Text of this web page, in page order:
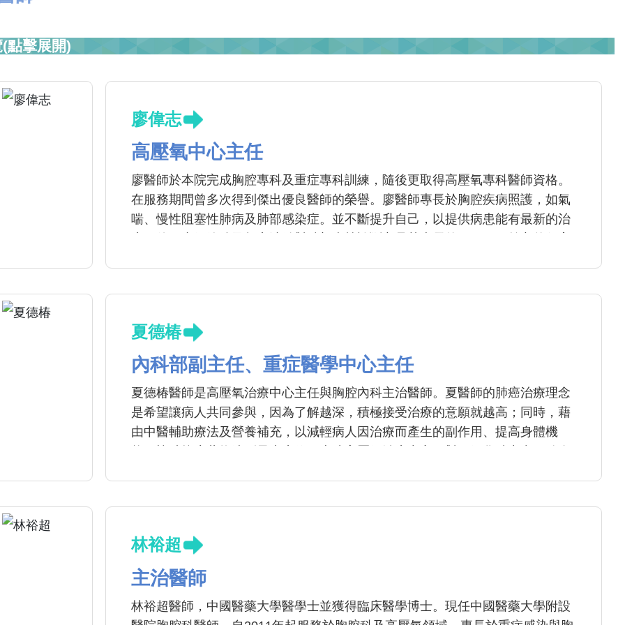
點擊展開)
廖偉志
高壓氧中心主任
廖醫師於本院完成胸腔專科及重症專科訓練，隨後更取得高壓氧專科醫師資格。
在服務期間曾多次得到傑出優良醫師的榮譽。廖醫師專長於胸腔疾病照護，如氣
喘、慢性阻塞性肺病及肺部感染症。並不斷提升自己，以提供病患能有最新的治
夏德椿
內科部副主任、重症醫學中心主任
夏德椿醫師是高壓氧治療中心主任與胸腔內科主治醫師。夏醫師的肺癌治療理念
是希望讓病人共同參與，因為了解越深，積極接受治療的意願就越高；同時，藉
由中醫輔助療法及營養補充，以減輕病人因治療而產生的副作用、提高身體機
林裕超
主治醫師
林裕超醫師，中國醫藥大學醫學士並獲得臨床醫學博士。現任中國醫藥大學附設